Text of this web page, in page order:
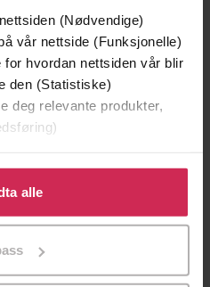
(Nødvendige)
vår nettside (Funksjonelle)
hvordan nettsiden vår blir
den (Statistiske)
deg relevante produkter,
oss ditt samtykke til å
Du kan også
formål ved å klikke
alle